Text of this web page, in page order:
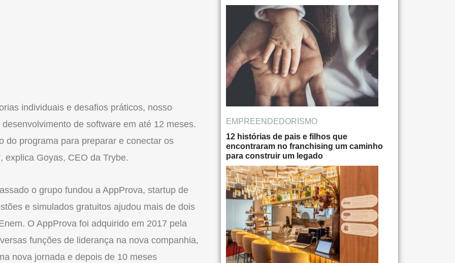
individuais e desafios práticos, nosso
de software em até 12 meses.
do programa para preparar e conectar os
explica Goyas, CEO da Trybe.
o grupo fundou a AppProva, startup de
e simulados gratuitos ajudou mais de dois
O AppProva foi adquirido em 2017 pela
funções de liderança na nova companhia,
nova jornada e depois de 10 meses
EMPREENDEDORISMO
12 histórias de pais e filhos que
encontraram no franchising um caminho
para construir um legado